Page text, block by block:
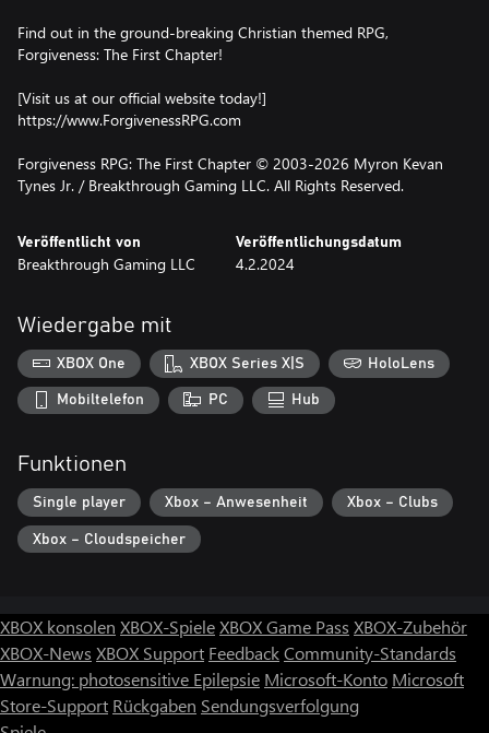
Find out in the ground-breaking Christian themed RPG,
Forgiveness: The First Chapter!
[Visit us at our official website today!]
https://www.ForgivenessRPG.com
Forgiveness RPG: The First Chapter © 2003-2026 Myron Kevan
Tynes Jr. / Breakthrough Gaming LLC. All Rights Reserved.
Veröffentlicht von
Breakthrough Gaming LLC
Veröffentlichungsdatum
4.2.2024
Wiedergabe mit
XBOX One XBOX Series X|S HoloLens
Mobiltelefon PC Hub
Funktionen
Single player Xbox – Anwesenheit Xbox – Clubs
Xbox – Cloudspeicher
XBOX konsolen XBOX-SpieleXBOX Game Pass XBOX-Zubehör
XBOX-News XBOX Support FeedbackCommunity-Standards
Warnung: photosensitive Epilepsie Microsoft-Konto Microsoft
Store-Support Rückgaben Sendungsverfolgung